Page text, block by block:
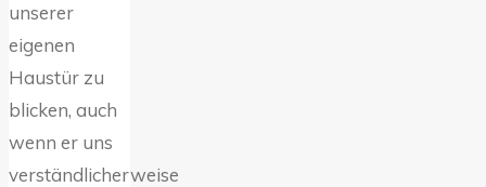
unserer
eigenen
Haustür zu
blicken, auch
wenn er uns
verständlicherweise